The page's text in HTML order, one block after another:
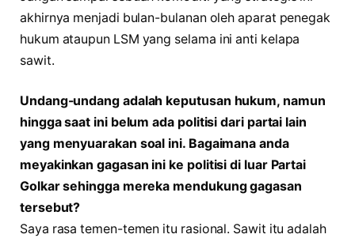
akhirnya menjadi bulan-bulanan oleh aparat penegak
hukum ataupun LSM yang selama ini anti kelapa
sawit.
Undang-undang adalah keputusan hukum, namun
hingga saat ini belum ada politisi dari partai lain
yang menyuarakan soal ini. Bagaimana anda
meyakinkan gagasan ini ke politisi di luar Partai
Golkar sehingga mereka mendukung gagasan
tersebut?
Saya rasa temen-temen itu rasional. Sawit itu adalah